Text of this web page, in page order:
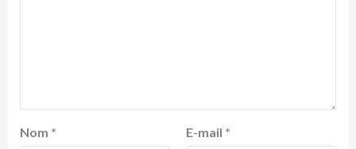
Nom * E-mail *